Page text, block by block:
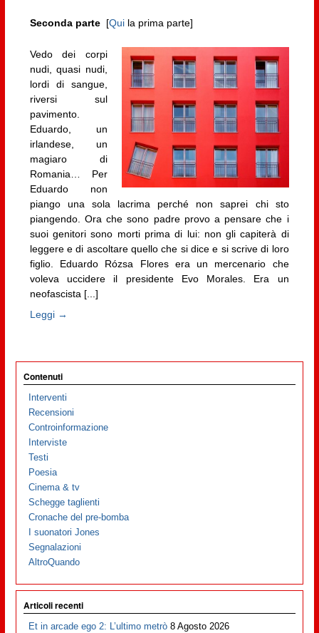
Seconda parte [Quila prima parte]
Vedo dei corpi
nudi, quasi nudi,
lordi di sangue,
riversi sul
pavimento.
Eduardo, un
irlandese, un
magiaro di
Romania… Per
Eduardo non
piango una sola lacrima perché non saprei chi sto
piangendo. Ora che sono padre provo a pensare che i
suoi genitori sono morti prima di lui: non gli capiterà di
leggere e di ascoltare quello che si dice e si scrive di loro
figlio. Eduardo Rózsa Flores era un mercenario che
voleva uccidere il presidente Evo Morales. Era un
neofascista [...]
Leggi →
Contenuti
Interventi
Recensioni
Controinformazione
Interviste
Testi
Poesia
Cinema & tv
Schegge taglienti
Cronache del pre-bomba
I suonatori Jones
Segnalazioni
AltroQuando
Articoli recenti
Et in arcade ego 2: L’ultimo metrò 8 Agosto 2026